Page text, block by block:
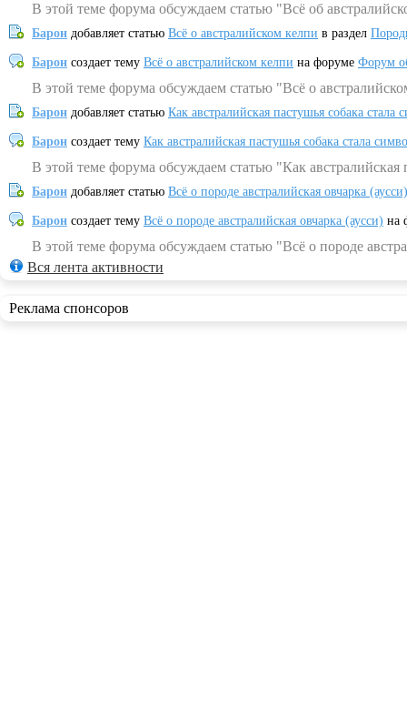
В этой теме форума обсуждаем статью "Всё об
Барон добавляет статью Всё о австралийском келпи в раздел
Барон создает тему Всё о австралийском келпи на форуме Форум
В этой теме форума обсуждаем статью "Всё о
Барон добавляет статью Как австралийская пастушья собака
Барон создает тему Как австралийская пастушья собака стала
В этой теме форума обсуждаем статью "Как
Барон добавляет статью Всё о породе австралийская овчарка (аусси)
Барон создает тему Всё о породе австралийская овчарка (аусси) на
В этой теме форума обсуждаем статью "Всё о породе
Вся лента активности
Реклама спонсоров